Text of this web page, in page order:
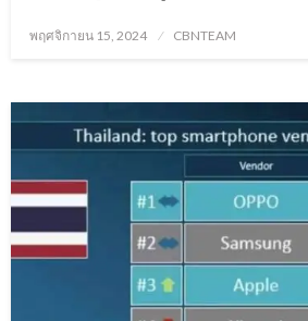
Posted
พฤศจิกายน 15, 2024 CBNTEAM